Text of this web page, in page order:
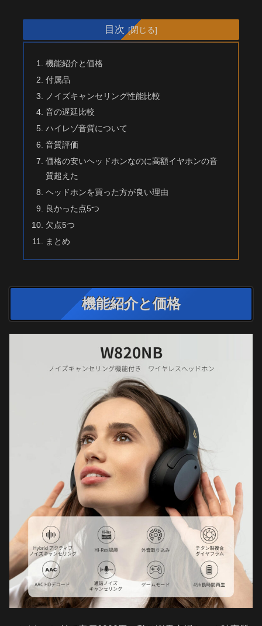
目次
機能紹介と価格
付属品
ノイズキャンセリング性能比較
音の遅延比較
ハイレゾ音質について
音質評価
価格の安いヘッドホンなのに高額イヤホンの音
質超えた
ヘッドホンを買った方が良い理由
良かった点5つ
欠点5つ
まとめ
機能紹介と価格